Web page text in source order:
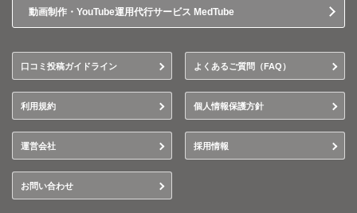
動画制作・YouTube運用代行サービス MedTube
口コミ投稿ガイドライン よくあるご質問（FAQ）
利用規約 個人情報保護方針
運営会社 採用情報
お問い合わせ